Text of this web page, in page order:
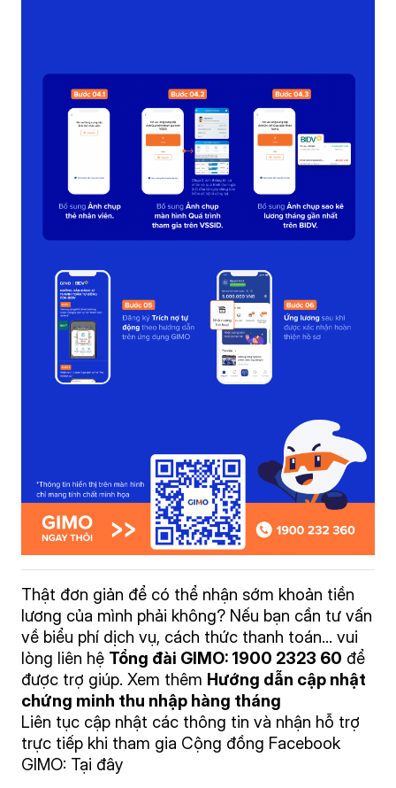
Thật đơn giản để có thể nhận sớm khoản tiền
lương của mình phải không? Nếu bạn cần tư vấn
về biểu phí dịch vụ, cách thức thanh toán… vui
lòng liên hệ Tổng đài GIMO: 1900 2323 60 để
được trợ giúp. Xem thêm Hướng dẫn cập nhật
chứng minh thu nhập hàng tháng
Liên tục cập nhật các thông tin và nhận hỗ trợ
trực tiếp khi tham gia Cộng đồng Facebook
GIMO: Tại đây